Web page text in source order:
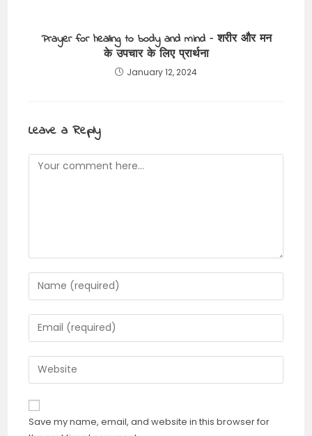
Prayer for healing to body and mind – शरीर और मन
के उपचार के लिए प्रार्थना
January 12, 2024
Leave a Reply
Comment
Enter
your
name
or
to
comment
Enter
your
email
address
comment
Enter
your
website
URL
(optional)
Save my name, email, and website in this browser for